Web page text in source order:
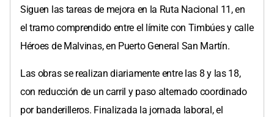
Siguen las tareas de mejora en la Ruta Nacional 11, en
el tramo comprendido entre el límite con Timbúes y calle
Héroes de Malvinas, en Puerto General San Martín.
Las obras se realizan diariamente entre las 8 y las 18,
con reducción de un carril y paso alternado coordinado
por banderilleros. Finalizada la jornada laboral, el